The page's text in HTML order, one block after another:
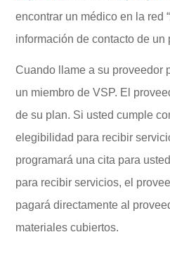
encontrar un médico en la red
información de contacto de un
Cuando llame a su proveedor
un miembro de VSP. El
de su plan. Si usted cumple
elegibilidad para recibir
programará una cita para
para recibir servicios, el
pagará directamente al
materiales cubiertos.